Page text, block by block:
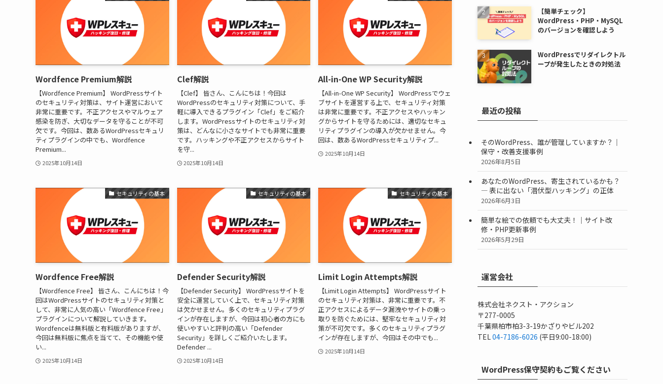
Wordfence Premium解説
【Wordfence Premium】 WordPressサイト
のセキュリティ対策は、サイト運営において
非常に重要です。不正アクセスやマルウェア
感染を防ぎ、大切なデータを守ることが不可
欠です。今回は、数あるWordPressセキュリ
ティプラグインの中でも、Wordfence
Premium...
2025年10月14日
Clef解説
【Clef】 皆さん、こんにちは！今回は
WordPressのセキュリティ対策について、手
軽に導入できるプラグイン「Clef」をご紹介
します。WordPressサイトのセキュリティ対
策は、どんなに小さなサイトでも非常に重要
です。ハッキングや不正アクセスからサイト
を守...
2025年10月14日
All-in-One WP Security解説
【All-in-One WP Security】 WordPressでウェ
ブサイトを運営する上で、セキュリティ対策
は非常に重要です。不正アクセスやハッキン
グからサイトを守るためには、適切なセキュ
リティプラグインの導入が欠かせません。今
回は、数あるWordPressセキュリティプ...
2025年10月14日
セキュリティの基本
Wordfence Free解説
【Wordfence Free】 皆さん、こんにちは！今
回はWordPressサイトのセキュリティ対策と
して、非常に人気の高い「Wordfence Free」
プラグインについて解説していきます。
Wordfenceは無料版と有料版がありますが、
今回は無料版に焦点を当てて、その機能や使
い...
2025年10月14日
セキュリティの基本
Defender Security解説
【Defender Security】 WordPressサイトを
安全に運営していく上で、セキュリティ対策
は欠かせません。多くのセキュリティプラグ
インが存在しますが、今回は初心者の方にも
使いやすいと評判の高い「Defender
Security」を詳しくご紹介いたします。
Defender ...
2025年10月14日
セキュリティの基本
Limit Login Attempts解説
【Limit Login Attempts】 WordPressサイト
のセキュリティ対策は、非常に重要です。不
正アクセスによるデータ漏洩やサイトの乗っ
取りを防ぐためには、堅牢なセキュリティ対
策が不可欠です。多くのセキュリティプラグ
インが存在しますが、今回はその中でも...
2025年10月14日
【簡単チェック】
WordPress・PHP・MySQL
のバージョンを確認しよう
WordPressでリダイレクトル
ープが発生したときの対処法
最近の投稿
そのWordPress、誰が管理していますか？｜
保守・改善支援事例
2026年8月5日
あなたのWordPress、寄生されているかも？
― 表に出ない「潜伏型ハッキング」の正体
2026年6月3日
簡単な絵での依頼でも大丈夫！｜サイト改
修・PHP更新事例
2026年5月29日
運営会社
株式会社ネクスト・アクション
〒277-0005
千葉県柏市柏3-3-19かざりやビル202
TEL 04-7186-6026 (平日9:00-18:00)
WordPress保守契約もご覧ください